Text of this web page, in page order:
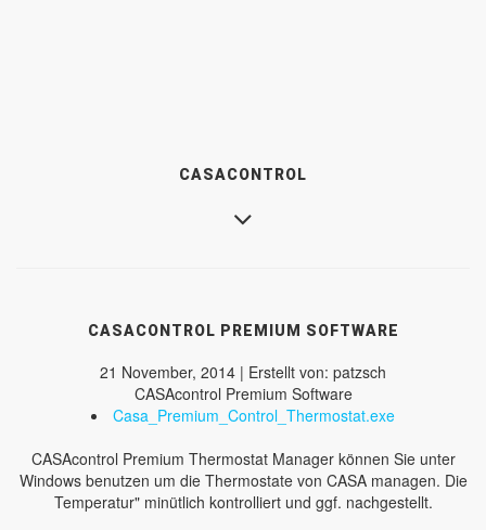
CASACONTROL
CASACONTROL PREMIUM SOFTWARE
21 November, 2014 | Erstellt von: patzsch
CASAcontrol Premium Software
Casa_Premium_Control_Thermostat.exe
CASAcontrol Premium Thermostat Manager können Sie unter
Windows benutzen um die Thermostate von CASA managen. Die
Temperatur" minütlich kontrolliert und ggf. nachgestellt.